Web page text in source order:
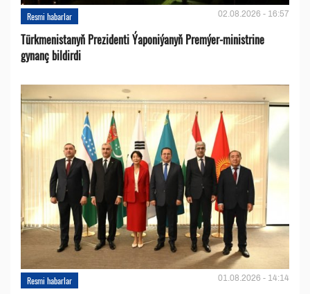
Resmi habarlar 02.08.2026 - 16:57
Türkmenistanyň Prezidenti Ýaponiýanyň Premýer-ministrine
gynanç bildirdi
Resmi habarlar 01.08.2026 - 14:14